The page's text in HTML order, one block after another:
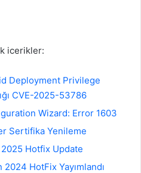
icerikler:
Deployment Privilege
CVE-2025-53786
Wizard: Error 1603
Sertifika Yenileme
Hotfix Update
HotFix Yayımlandı